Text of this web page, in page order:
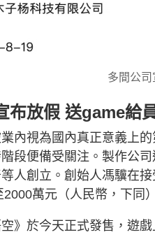
多間公司
布放假 送game給
業內視為國內真正意義上
段便備受關注。製作公
人創立。創始人馮驥在
萬元（人民幣，下同
空》於今天正式發售，遊